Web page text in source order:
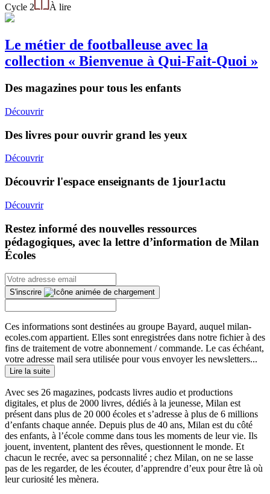
Cycle 2 À lire
Le métier de footballeuse avec la
collection « Bienvenue à Qui-Fait-Quoi »
Des magazines pour tous les enfants
Découvrir
Des livres pour ouvrir grand les yeux
Découvrir
Découvrir l'espace enseignants de 1jour1actu
Découvrir
Restez informé des nouvelles ressources
pédagogiques, avec la lettre d’information de Milan
Écoles
S'inscrire
Ces informations sont destinées au groupe Bayard, auquel milan-
ecoles.com appartient. Elles sont enregistrées dans notre fichier à des
fins de traitement de votre abonnement / commande. Le cas échéant,
votre adresse mail sera utilisée pour vous envoyer les newsletters...
Lire la suite
Avec ses 26 magazines, podcasts livres audio et productions
digitales, et plus de 2000 livres, dédiés à la jeunesse, Milan est
présent dans plus de 20 000 écoles et s’adresse à plus de 6 millions
d’enfants chaque année. Depuis plus de 40 ans, Milan est du côté
des enfants, à l’école comme dans tous les moments de leur vie. Ils
jouent, inventent, plantent des rêves, questionnent le monde. Et
chacun le recrée, avec sa personnalité ; chez Milan, on ne se lasse
pas de les regarder, de les écouter, d’apprendre d’eux pour être là où
leur curiosité les mènera.